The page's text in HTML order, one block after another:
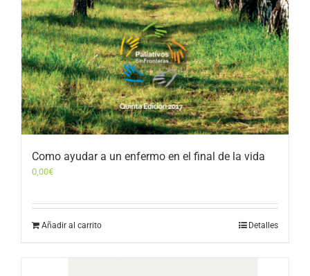
Como ayudar a un enfermo en el final de la vida
0,00€
Añadir al carrito Detalles